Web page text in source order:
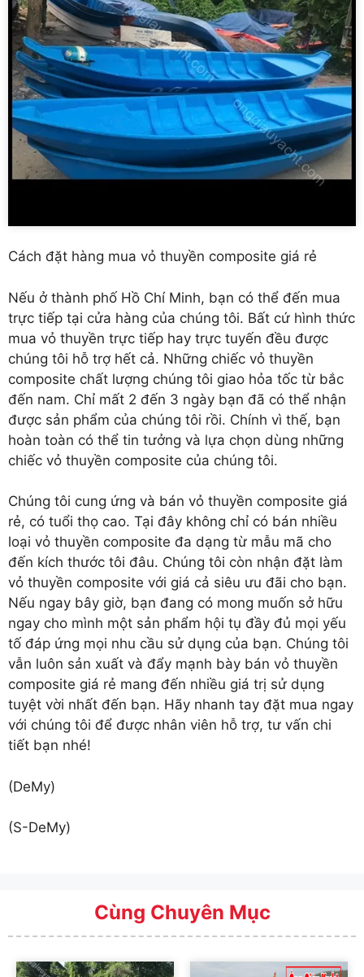
Cách đặt hàng mua vỏ thuyền composite giá rẻ
Nếu ở thành phố Hồ Chí Minh, bạn có thể đến mua
trực tiếp tại cửa hàng của chúng tôi. Bất cứ hình thức
mua vỏ thuyền trực tiếp hay trực tuyến đều được
chúng tôi hỗ trợ hết cả. Những chiếc vỏ thuyền
composite chất lượng chúng tôi giao hỏa tốc từ bắc
đến nam. Chỉ mất 2 đến 3 ngày bạn đã có thể nhận
được sản phẩm của chúng tôi rồi. Chính vì thế, bạn
hoàn toàn có thể tin tưởng và lựa chọn dùng những
chiếc vỏ thuyền composite của chúng tôi.
Chúng tôi cung ứng và bán vỏ thuyền composite giá
rẻ, có tuổi thọ cao. Tại đây không chỉ có bán nhiều
loại vỏ thuyền composite đa dạng từ mẫu mã cho
đến kích thước tôi đâu. Chúng tôi còn nhận đặt làm
vỏ thuyền composite với giá cả siêu ưu đãi cho bạn.
Nếu ngay bây giờ, bạn đang có mong muốn sở hữu
ngay cho mình một sản phẩm hội tụ đầy đủ mọi yếu
tố đáp ứng mọi nhu cầu sử dụng của bạn. Chúng tôi
vẫn luôn sản xuất và đẩy mạnh bày bán vỏ thuyền
composite giá rẻ mang đến nhiều giá trị sử dụng
tuyệt vời nhất đến bạn. Hãy nhanh tay đặt mua ngay
với chúng tôi để được nhân viên hỗ trợ, tư vấn chi
tiết bạn nhé!
(DeMy)
(S-DeMy)
Cùng Chuyên Mục